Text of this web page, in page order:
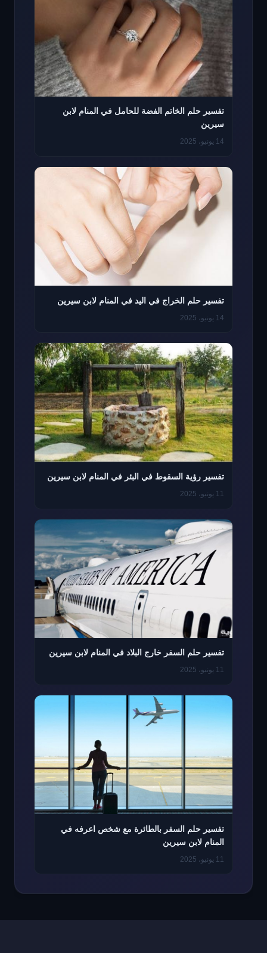
تفسير حلم الخاتم الفضة للحامل في المنام لابن
سيرين
14 يونيو، 2025
تفسير حلم الخراج في اليد في المنام لابن سيرين
14 يونيو، 2025
تفسير رؤية السقوط في البئر في المنام لابن سيرين
11 يونيو، 2025
تفسير حلم السفر خارج البلاد في المنام لابن سيرين
11 يونيو، 2025
تفسير حلم السفر بالطائرة مع شخص اعرفه في
المنام لابن سيرين
11 يونيو، 2025